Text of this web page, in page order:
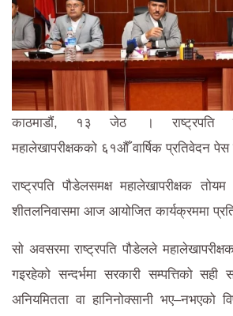
काठमाडौं, १३ जेठ । राष्ट्रपति
महालेखापरीक्षकको ६१औँ वार्षिक प्रतिवेदन पेस
राष्ट्रपति पौडेलसमक्ष महालेखापरीक्षक
शीतलनिवासमा आज आयोजित कार्यक्रममा
सो अवसरमा राष्ट्रपति पौडेलले
गइरहेको सन्दर्भमा सरकारी सम्पत्तिको
अनियमितता वा हानिनोक्सानी